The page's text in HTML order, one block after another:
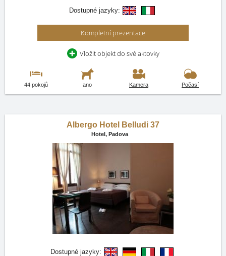
Dostupné jazyky:
Kompletní prezentace
Vložit objekt do své aktovky
44 pokojů ano Kamera Počasí
Albergo Hotel Belludi 37
Hotel, Padova
Dostupné jazyky: